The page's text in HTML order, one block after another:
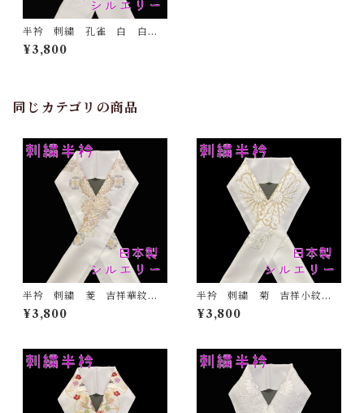
半衿 刺繍 孔雀 白 白
地 シルエリー 新合繊 日
本製 刺繍衿 和装小物 着
¥3,800
同じカテゴリの商品
半衿 刺繍 菱 吉祥華紋
白地 シルエリー 新合繊
日本製 刺繍衿 和装小物
¥3,800
半衿 刺繍 菊 吉祥小紋
金 白地 シルエリー 新合
繊 日本製 刺繍衿 和装小
¥3,800